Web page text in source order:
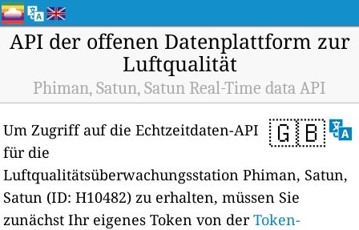
API der offenen Datenplattform zur
Luftqualität
Phiman, Satun, Satun Real-Time data API
🇬🇧
Um Zugriff auf die Echtzeitdaten-API
für die
Luftqualitätsüberwachungsstation Phiman, Satun,
Satun (ID: H10482) zu erhalten, müssen Sie
zunächst Ihr eigenes Token von derToken-